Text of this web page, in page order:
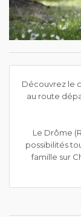
Découvrez le
au route
Le Drôme
possibilités
famille sur